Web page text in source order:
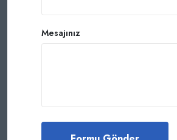
Mesajınız